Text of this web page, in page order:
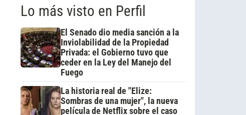
Lo más visto en Perfil
El Senado dio media sanción a la
Inviolabilidad de la Propiedad
Privada: el Gobierno tuvo que
ceder en la Ley del Manejo del
Fuego
La historia real de "Elize:
Sombras de una mujer", la nueva
película de Netflix sobre el caso